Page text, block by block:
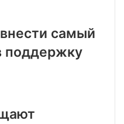
самый
поддержку